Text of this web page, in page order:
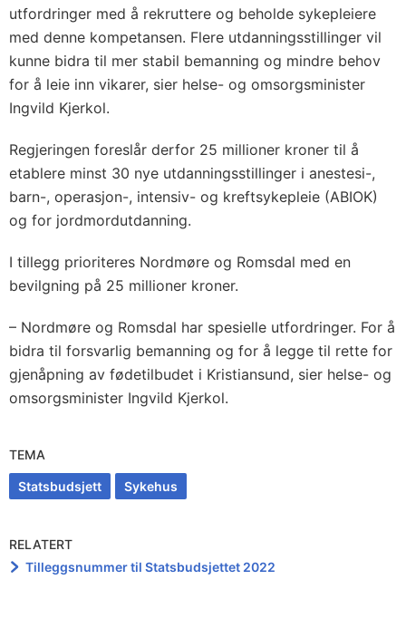
utfordringer med å rekruttere og beholde sykepleiere
med denne kompetansen. Flere utdanningsstillinger vil
kunne bidra til mer stabil bemanning og mindre behov
for å leie inn vikarer, sier helse- og omsorgsminister
Ingvild Kjerkol.
Regjeringen foreslår derfor 25 millioner kroner til å
etablere minst 30 nye utdanningsstillinger i anestesi-,
barn-, operasjon-, intensiv- og kreftsykepleie (ABIOK)
og for jordmordutdanning.
I tillegg prioriteres Nordmøre og Romsdal med en
bevilgning på 25 millioner kroner.
– Nordmøre og Romsdal har spesielle utfordringer. For å
bidra til forsvarlig bemanning og for å legge til rette for
gjenåpning av fødetilbudet i Kristiansund, sier helse- og
omsorgsminister Ingvild Kjerkol.
TEMA
Statsbudsjett Sykehus
RELATERT
Tilleggsnummer til Statsbudsjettet 2022